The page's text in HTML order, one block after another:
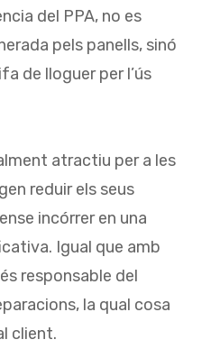
del PPA, no es
pels panells, sinó
de lloguer per l’ús
atractiu per a les
reduir els seus
incórrer en una
Igual que amb
responsable del
la qual cosa
client.